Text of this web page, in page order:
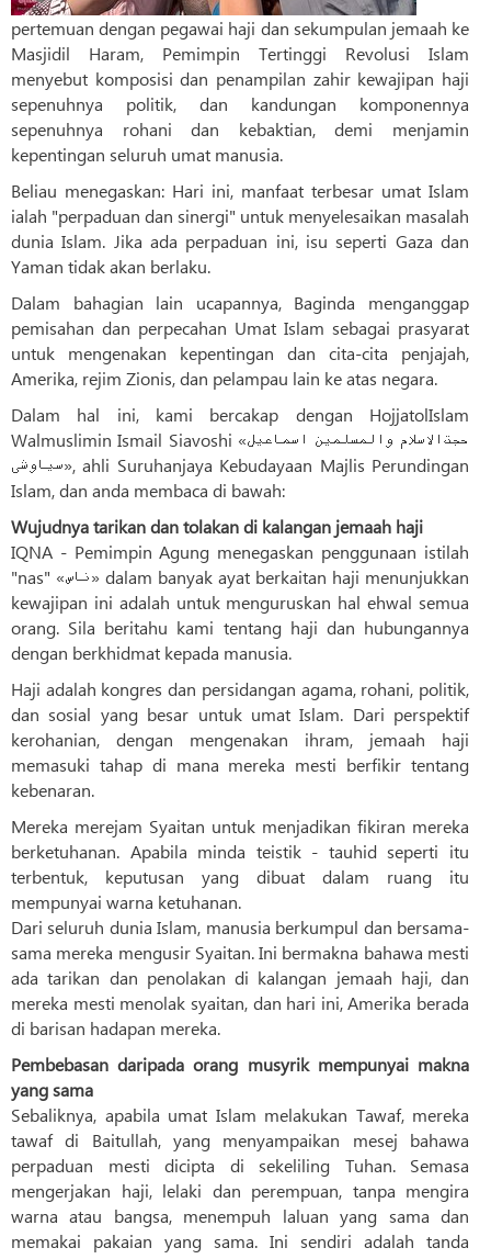
pertemuan dengan pegawai haji dan sekumpulan jemaah ke
Masjidil Haram, Pemimpin Tertinggi Revolusi Islam
menyebut komposisi dan penampilan zahir kewajipan haji
sepenuhnya politik, dan kandungan komponennya
sepenuhnya rohani dan kebaktian, demi menjamin
kepentingan seluruh umat manusia.
Beliau menegaskan: Hari ini, manfaat terbesar umat Islam
ialah "perpaduan dan sinergi" untuk menyelesaikan masalah
dunia Islam. Jika ada perpaduan ini, isu seperti Gaza dan
Yaman tidak akan berlaku.
Dalam bahagian lain ucapannya, Baginda menganggap
pemisahan dan perpecahan Umat Islam sebagai prasyarat
untuk mengenakan kepentingan dan cita-cita penjajah,
Amerika, rejim Zionis, dan pelampau lain ke atas negara.
Dalam hal ini, kami bercakap dengan HojjatolIslam
Walmuslimin Ismail Siavoshi «حجت‌الاسلام والمسلمین اسماعیل
سیاوشی», ahli Suruhanjaya Kebudayaan Majlis Perundingan
Islam, dan anda membaca di bawah:
Wujudnya tarikan dan tolakan di kalangan jemaah haji
IQNA - Pemimpin Agung menegaskan penggunaan istilah
"nas" «ناس» dalam banyak ayat berkaitan haji menunjukkan
kewajipan ini adalah untuk menguruskan hal ehwal semua
orang. Sila beritahu kami tentang haji dan hubungannya
dengan berkhidmat kepada manusia.
Haji adalah kongres dan persidangan agama, rohani, politik,
dan sosial yang besar untuk umat Islam. Dari perspektif
kerohanian, dengan mengenakan ihram, jemaah haji
memasuki tahap di mana mereka mesti berfikir tentang
kebenaran.
Mereka merejam Syaitan untuk menjadikan fikiran mereka
berketuhanan. Apabila minda teistik - tauhid seperti itu
terbentuk, keputusan yang dibuat dalam ruang itu
mempunyai warna ketuhanan.
Dari seluruh dunia Islam, manusia berkumpul dan bersama-
sama mereka mengusir Syaitan. Ini bermakna bahawa mesti
ada tarikan dan penolakan di kalangan jemaah haji, dan
mereka mesti menolak syaitan, dan hari ini, Amerika berada
di barisan hadapan mereka.
Pembebasan daripada orang musyrik mempunyai makna
yang sama
Sebaliknya, apabila umat Islam melakukan Tawaf, mereka
tawaf di Baitullah, yang menyampaikan mesej bahawa
perpaduan mesti dicipta di sekeliling Tuhan. Semasa
mengerjakan haji, lelaki dan perempuan, tanpa mengira
warna atau bangsa, menempuh laluan yang sama dan
memakai pakaian yang sama. Ini sendiri adalah tanda